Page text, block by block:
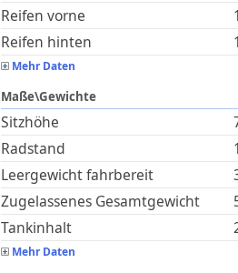
Reifen vorne
Reifen hinten
Mehr Daten
Maße\Gewichte
Sitzhöhe
Radstand
Leergewicht fahrbereit
Zugelassenes Gesamtgewicht
Tankinhalt
Mehr Daten